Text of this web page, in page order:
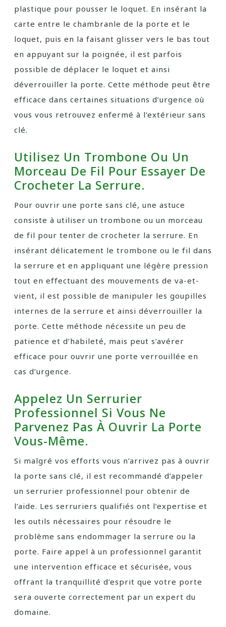
plastique pour pousser le loquet. En insérant la
carte entre le chambranle de la porte et le
loquet, puis en la faisant glisser vers le bas tout
en appuyant sur la poignée, il est parfois
possible de déplacer le loquet et ainsi
déverrouiller la porte. Cette méthode peut être
efficace dans certaines situations d’urgence où
vous vous retrouvez enfermé à l’extérieur sans
clé.
Utilisez Un Trombone Ou Un
Morceau De Fil Pour Essayer De
Crocheter La Serrure.
Pour ouvrir une porte sans clé, une astuce
consiste à utiliser un trombone ou un morceau
de fil pour tenter de crocheter la serrure. En
insérant délicatement le trombone ou le fil dans
la serrure et en appliquant une légère pression
tout en effectuant des mouvements de va-et-
vient, il est possible de manipuler les goupilles
internes de la serrure et ainsi déverrouiller la
porte. Cette méthode nécessite un peu de
patience et d’habileté, mais peut s’avérer
efficace pour ouvrir une porte verrouillée en
cas d’urgence.
Appelez Un Serrurier
Professionnel Si Vous Ne
Parvenez Pas À Ouvrir La Porte
Vous-Même.
Si malgré vos efforts vous n’arrivez pas à ouvrir
la porte sans clé, il est recommandé d’appeler
un serrurier professionnel pour obtenir de
l’aide. Les serruriers qualifiés ont l’expertise et
les outils nécessaires pour résoudre le
problème sans endommager la serrure ou la
porte. Faire appel à un professionnel garantit
une intervention efficace et sécurisée, vous
offrant la tranquillité d’esprit que votre porte
sera ouverte correctement par un expert du
domaine.